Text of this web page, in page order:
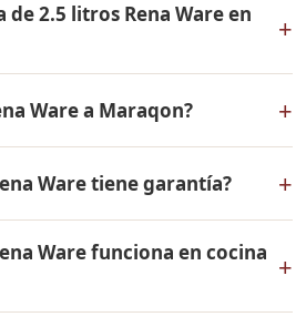
de 2.5 litros Rena Ware en
+
por WhatsApp para conocer
disponibles y facilidades
el 10% de inicial.
Ware a Maraqon? +
a todo el Perú. El pago es contra
Ware tiene garantía? +
fabricación. Todos los
fabricados en acero
10 de la más alta calidad.
Ware funciona en cocina +